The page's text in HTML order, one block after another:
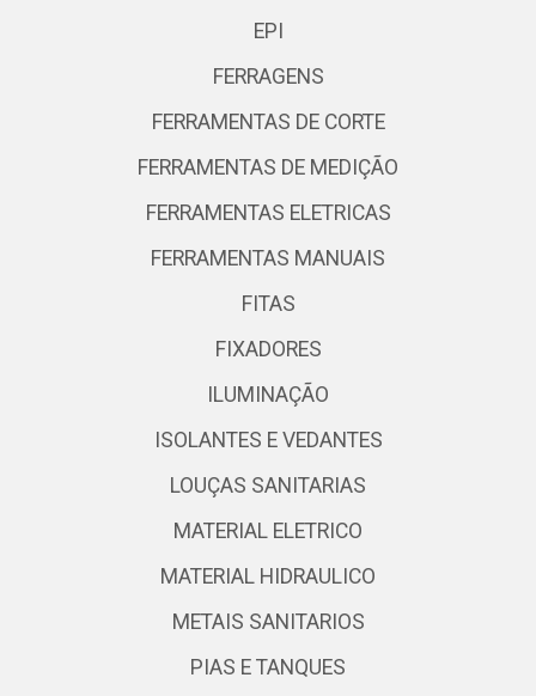
EPI
FERRAGENS
FERRAMENTAS DE CORTE
FERRAMENTAS DE MEDIÇÃO
FERRAMENTAS ELETRICAS
FERRAMENTAS MANUAIS
FITAS
FIXADORES
ILUMINAÇÃO
ISOLANTES E VEDANTES
LOUÇAS SANITARIAS
MATERIAL ELETRICO
MATERIAL HIDRAULICO
METAIS SANITARIOS
PIAS E TANQUES